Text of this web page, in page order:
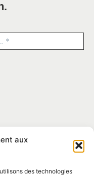
aux
des technologies